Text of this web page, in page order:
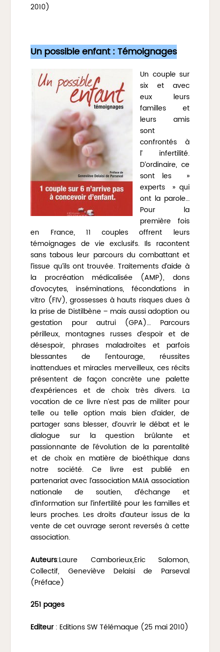
2010)
Un possible enfant : Témoignages
Un couple sur
six et avec
eux leurs
familles et
leurs amis
sont
confrontés à
l’ infertilité.
D’ordinaire, ce
sont les »
experts » qui
ont la parole…
Pour la
première fois
en France, 11 couples offrent leurs
témoignages de vie exclusifs. Ils racontent
sans tabous leur parcours du combattant et
l’issue qu’ils ont trouvée. Traitements d’aide à
la procréation médicalisée (AMP), dons
d’ovocytes, inséminations, fécondations in
vitro (FIV), grossesses à hauts risques dues à
la prise de Distilbène – mais aussi adoption ou
gestation pour autrui (GPA)… Parcours
périlleux, montagnes russes d’espoir et de
désespoir, phrases maladroites et parfois
blessantes de l’entourage, réussites
inattendues et miracles merveilleux, ces récits
présentent de façon concrète une palette
d’expériences et de choix très divers. La
vocation de ce livre n’est pas de militer pour
telle ou telle option mais bien d’aider, de
partager sans blesser, d’ouvrir le débat et le
dialogue sur la question brûlante et
passionnante de l’évolution de la parentalité
et de choix en matière de bioéthique dans
notre société. Ce livre est publié en
partenariat avec l’association MAIA association
nationale de soutien, d’échange et
d’information sur l’infertilité pour les familles et
leurs proches. Les droits d’auteur issus de la
vente de cet ouvrage seront reversés à cette
association.
Auteurs:Laure Camborieux,Eric Salomon,
Collectif, Geneviève Delaisi de Parseval
(Préface)
251 pages
Editeur: Editions SW Télémaque (25 mai 2010)